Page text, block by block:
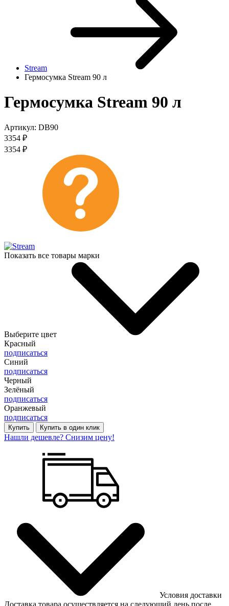
Stream
Гермосумка Stream 90 л
Гермосумка Stream 90 л
Артикул: DB90
3354 ₽
3354 ₽
Показать все товары марки
Выберите цвет
Красный
подписаться
Синий
подписаться
Черный
Зелёный
подписаться
Оранжевый
подписаться
Купить Купить в один клик
Нашли дешевле? Снизим цену!
Условия доставки
Доставка товара осуществляется на следующий день после